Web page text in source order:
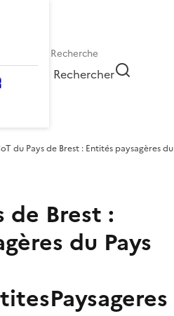
Rechercher
du Pays de Brest : Entités paysagères du
de Brest :
du Pays